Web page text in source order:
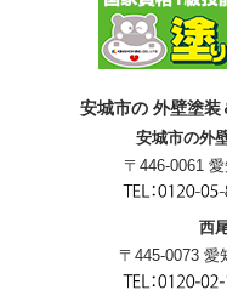
安城市の 外壁塗
安城市の外
〒446-0061
西
〒445-0073 愛